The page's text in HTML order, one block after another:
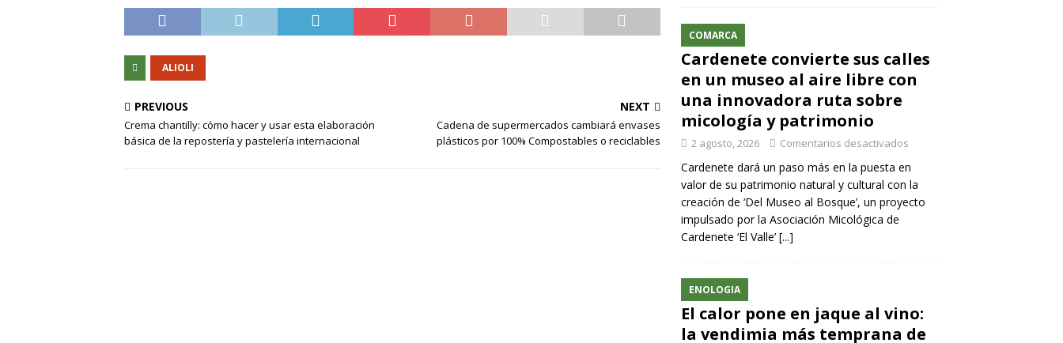
ALIOLI
PREVIOUS
Crema chantilly: cómo hacer y usar esta elaboración
básica de la repostería y pastelería internacional
NEXT
Cadena de supermercados cambiará envases
plásticos por 100% Compostables o reciclables
COMARCA
Cardenete convierte sus calles
en un museo al aire libre con
una innovadora ruta sobre
micología y patrimonio
2 agosto, 2026 Comentarios desactivados
Cardenete dará un paso más en la puesta en
valor de su patrimonio natural y cultural con la
creación de ‘Del Museo al Bosque’, un proyecto
impulsado por la Asociación Micológica de
Cardenete ‘El Valle’ [...]
ENOLOGIA
El calor pone en jaque al vino:
la vendimia más temprana de